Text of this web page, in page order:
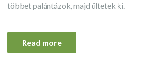
többet palántázok, majd ültetek ki.
Read more